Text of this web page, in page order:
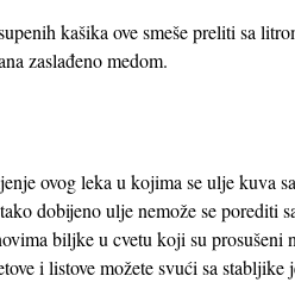
kašika ove smeše preliti sa
zaslađeno medom.
ovog leka u kojima se ulje kuva
dobijeno ulje nemože se porediti
biljke u cvetu koji su
i listove možete svući sa